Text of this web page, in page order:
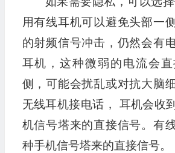
用有线耳机可以避免头部一
的射频信号冲击，仍然会有
耳机，这种微弱的电流会
侧，可能会扰乱或对抗大脑
无线耳机接电话， 耳机会收
机信号塔来的直接信号。有
种手机信号塔来的直接信号。